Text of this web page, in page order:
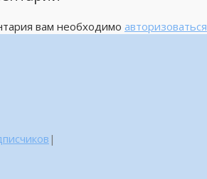
вам необходимо авторизоваться
|